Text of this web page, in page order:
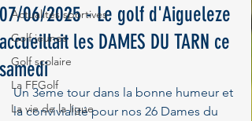
Actualités sportives
Golf jeunes
Golf scolaire
La FFGolf
La vie de la ligue
07/06/2025 - Le golf d'Aigueleze
accueillait les DAMES DU TARN ce
samedi
Un 3ème tour dans la bonne humeur et
la convivialité pour nos 26 Dames du